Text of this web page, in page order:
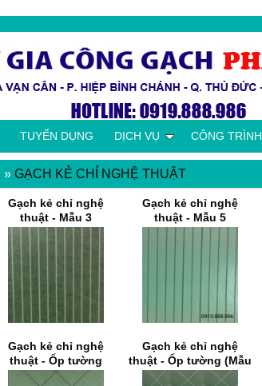
Gạch kẻ chỉ nghệ
thuật - Mẫu 3
Gạch kẻ chỉ nghệ
thuật - Mẫu 5
Gạch kẻ chỉ nghệ
thuật - Ốp tường
Gạch kẻ chỉ nghệ
thuật - Ốp tường (Mẫu
2)
»GẠCH KẺ CHỈ NGHỆ THUẬT
TUYỂN DỤNG DỊCH VỤ CÔNG TRÌNH